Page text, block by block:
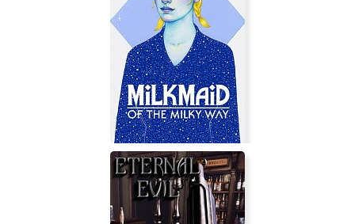
Infectonator: Survivors